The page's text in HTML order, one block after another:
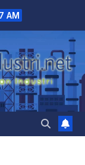
AM